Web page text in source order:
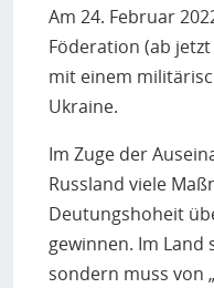
Am 24. Februar
Föderation (ab
mit einem
Ukraine.
Im Zuge der
Russland viele
Deutungshoheit
gewinnen. Im Land
sondern muss von